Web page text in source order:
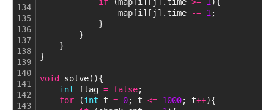
134
135
136
137
138
139
140
141
142
143
map[i][j].time
-= 1 ;
}
}
}
}
void
solve(){
int flag = false;
for (int t = 0; t <= 1000; t++){